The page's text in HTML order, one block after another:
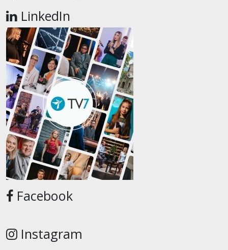
LinkedIn
Facebook
Instagram